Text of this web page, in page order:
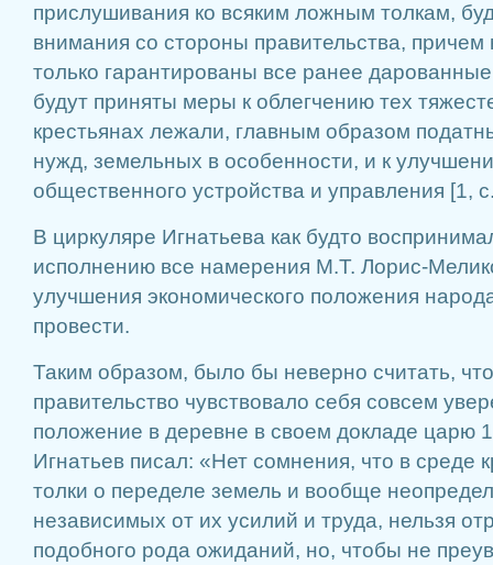
прислушивания ко всяким ложным толкам,
внимания со стороны правительства, причем
только гарантированы все ранее
будут приняты меры к облегчению тех
крестьянах лежали, главным образом
нужд, земельных в особенности, и к
общественного устройства и управления [1,
В циркуляре Игнатьева как будто
исполнению все намерения М.Т. Лорис-
улучшения экономического положения
провести.
Таким образом, было бы неверно считать,
правительство чувствовало себя совсем
положение в деревне в своем докладе царю
Игнатьев писал: «Нет сомнения, что в среде
толки о переделе земель и вообще
независимых от их усилий и труда, нельзя
подобного рода ожиданий, но, чтобы не